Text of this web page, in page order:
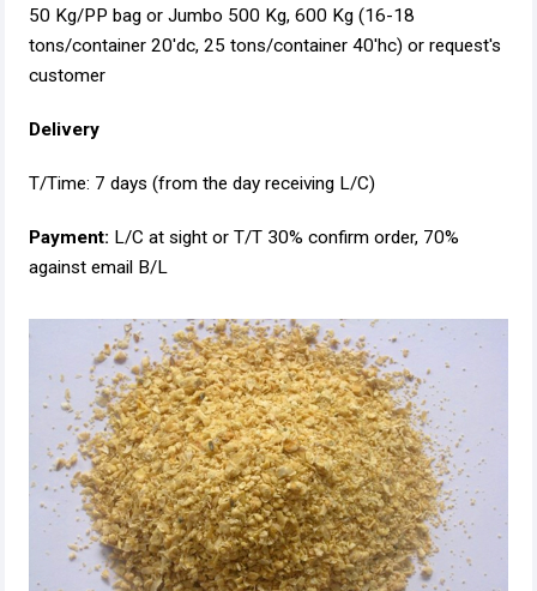
50 Kg/PP bag or Jumbo 500 Kg, 600 Kg (16-18
tons/container 20'dc, 25 tons/container 40'hc) or request's
customer
Delivery
T/Time: 7 days (from the day receiving L/C)
Payment: L/C at sight or T/T 30% confirm order, 70%
against email B/L